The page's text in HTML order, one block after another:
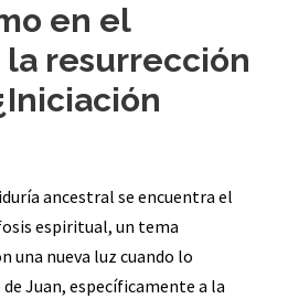
en el
resurrección
ancestral se encuentra el
espiritual, un tema
una nueva luz cuando lo
Juan, específicamente a la